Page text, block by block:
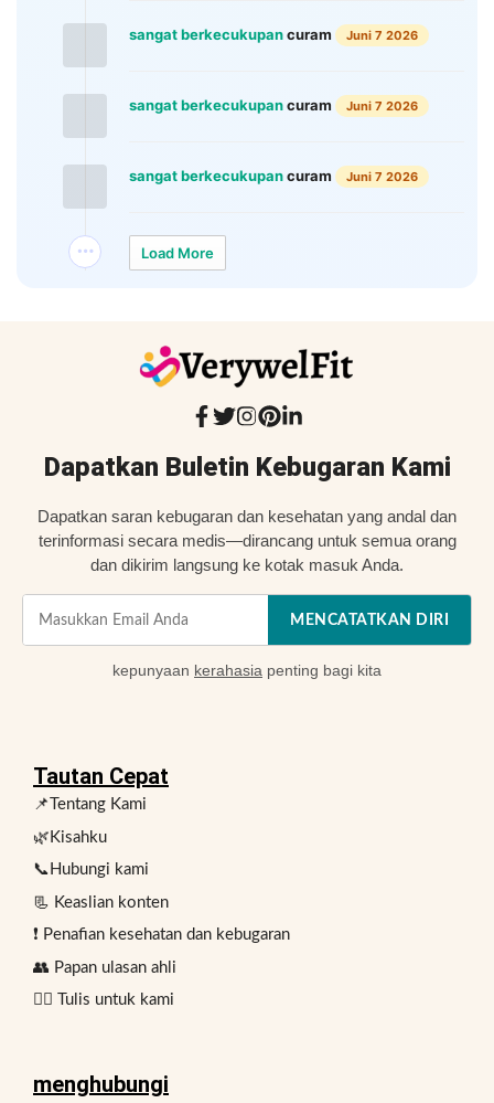
sangat berkecukupancuram Juni 7 2026
sangat berkecukupancuram Juni 7 2026
sangat berkecukupancuram Juni 7 2026
Load More
Dapatkan Buletin Kebugaran Kami
Dapatkan saran kebugaran dan kesehatan yang andal dan
terinformasi secara medis—dirancang untuk semua orang
dan dikirim langsung ke kotak masuk Anda.
MENCATATKAN DIRI
kepunyaan kerahasia penting bagi kita
Tautan Cepat
📌Tentang Kami
🌿Kisahku
📞Hubungi kami
📃 Keaslian konten
❗ Penafian kesehatan dan kebugaran
👥 Papan ulasan ahli
✍🏻 Tulis untuk kami
menghubungi